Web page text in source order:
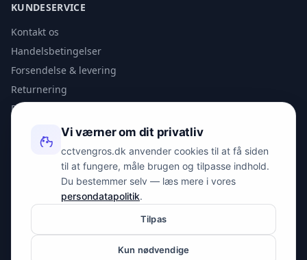
KUNDESERVICE
Kontakt os
Handelsbetingelser
Forsendelse & levering
Returnering
Privatlivspolitik
KONTAKT
info@spyman.dk
Peter Bangs Vej 153, 2000 Frederiksberg
Vi værner om dit privatliv
cctvengros.dk anvender cookies til at få siden
til at fungere, måle brugen og tilpasse indhold.
Du bestemmer selv — læs mere i vores
persondatapolitik.
Tilpas
Kun nødvendige